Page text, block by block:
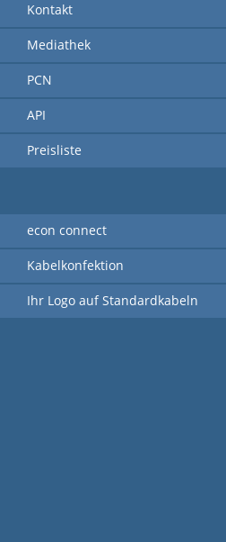
Kontakt
Mediathek
PCN
API
Preisliste
econ connect
Kabelkonfektion
Ihr Logo auf Standardkabeln